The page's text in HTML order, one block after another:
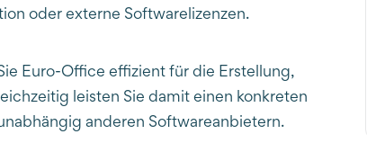
oder externe Softwarelizenzen.
Euro-Office effizient für die Erstellung,
leisten Sie damit einen konkreten
anderen Softwareanbietern.